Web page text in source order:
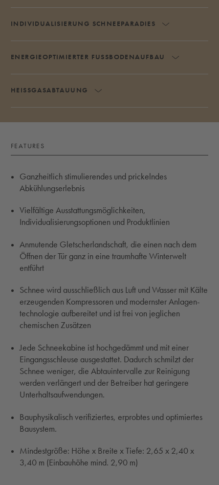
INDIVIDUALISIERUNG SCHNEEPARADIES AKKORDEON
ENERGIEOPTIMIERTER FUSSBODENAUFBAU
HEISSGASABTAUUNG AKKORDEON UMSCHALTEN
FEATURES
Ganzheitlich stimulierendes und prickelndes
Abkühlungserlebnis
Vielfältige Ausstattungsmöglichkeiten,
Individualisierungsoptionen und Produktlinien
Anmutende Gletscherlandschaft, die einen nach dem
Öffnen der Tür ganz in eine traumhafte Winterwelt
entführt
Schnee wird ausschließlich aus Luft und Wasser mit Kälte
erzeu­genden Kompressoren und modernster Anla­gen­
technologie aufbereitet und ist frei von jeglichen
chemischen Zusätzen
Jede Schneekabine ist hochgedämmt und mit einer
Eingangsschleuse ausgestattet. Dadurch schmilzt der
Schnee weniger, die Abtauintervalle zur Reinigung
werden verlängert und der Betreiber hat geringere
Unterhaltsaufwendungen.
Bauphysikalisch verifiziertes, erprobtes und optimiertes
Bausystem.
Mindestgröße: Höhe x Breite x Tiefe: 2,65 x 2,40 x
3,40 m (Einbauhöhe mind. 2,90 m)